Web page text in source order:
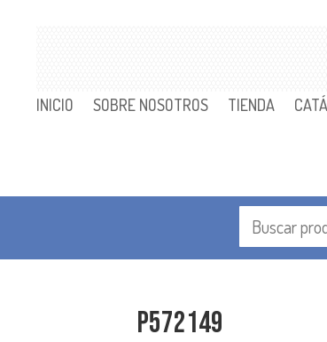
INICIO SOBRE NOSOTROS TIENDA
P572149